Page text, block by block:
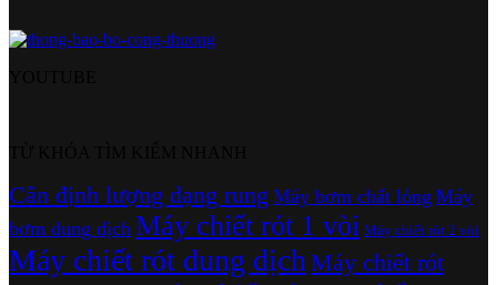
Cân định lượng dạng rung Máy bơm chất lỏng Máy
bơm dung dịch Máy chiết rót 1 vòi Máy chiết rót 2 vòi
Máy chiết rót dung dịchMáy chiết rót